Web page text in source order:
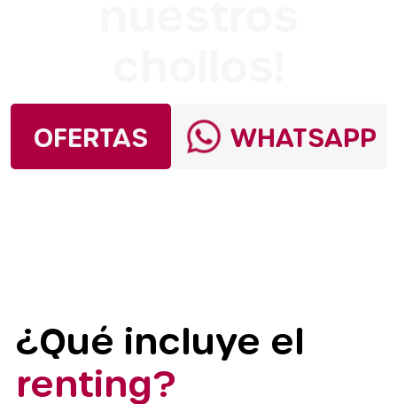
OFERTAS WHATSAPP
¿Qué incluye el
renting?